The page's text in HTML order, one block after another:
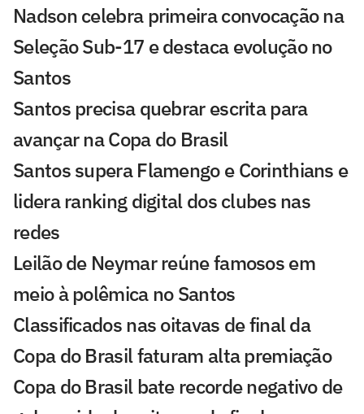
Nadson celebra primeira convocação na
Seleção Sub-17 e destaca evolução no
Santos
Santos precisa quebrar escrita para
avançar na Copa do Brasil
Santos supera Flamengo e Corinthians e
lidera ranking digital dos clubes nas
redes
Leilão de Neymar reúne famosos em
meio à polêmica no Santos
Classificados nas oitavas de final da
Copa do Brasil faturam alta premiação
Copa do Brasil bate recorde negativo de